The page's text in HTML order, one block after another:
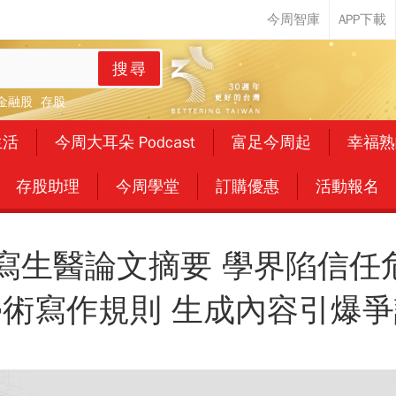
搜尋
融股 存股
今周大耳朵 Podcast 富足今周起 幸福
存股助理 今周學堂 訂購優惠 活動報名
生醫論文摘要 學界陷信
寫作規則 生成內容引爆